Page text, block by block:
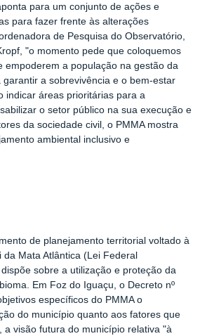
para um conjunto de ações e
para fazer frente às alterações
de Pesquisa do Observatório,
"o momento pede que coloquemos
empoderem a população na gestão da
a sobrevivência e o bem-estar
indicar áreas prioritárias para a
o setor público na sua execução e
da sociedade civil, o PMMA mostra
ambiental inclusivo e
de planejamento territorial voltado à
Mata Atlântica (Lei Federal
sobre a utilização e proteção da
Em Foz do Iguaçu, o Decreto nº
específicos do PMMA o
do município quanto aos fatores que
a visão futura do município relativa "à